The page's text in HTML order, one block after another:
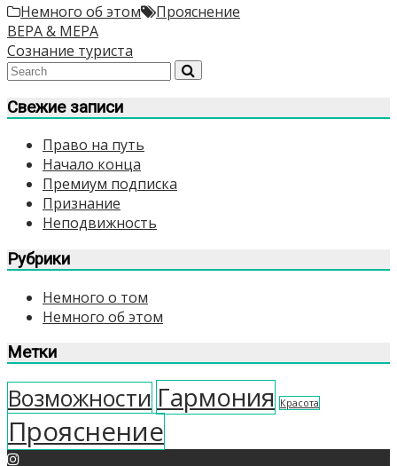
Немного об этом Прояснение
Навигация
по
записям
ВЕРА & МЕРА
Сознание туриста
Свежие записи
Право на путь
Начало конца
Премиум подписка
Признание
Неподвижность
Рубрики
Немного о том
Немного об этом
Метки
Возможности Гармония Красота
Прояснение